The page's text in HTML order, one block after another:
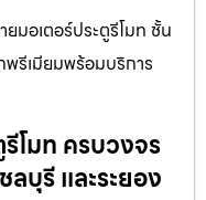
มอเตอร์ประตูรีโมท ชั้น
พรีเมียมพร้อมบริการ
โมท ครบวงจร
บุรี และระยอง